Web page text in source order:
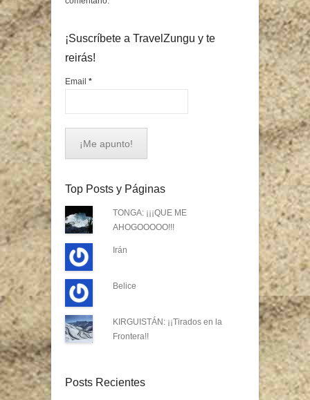
¡Suscríbete a TravelZungu y te
reirás!
Email *
Top Posts y Páginas
TONGA: ¡¡¡QUE ME
AHOGOOOOO!!!
Irán
Belice
KIRGUISTÁN: ¡¡Tirados en la
Frontera!!
Posts Recientes